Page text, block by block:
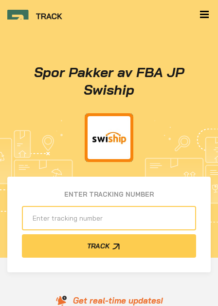
Spor Pakker av FBA JP
Swiship
ENTER TRACKING NUMBER
TRACK
Get real-time updates!